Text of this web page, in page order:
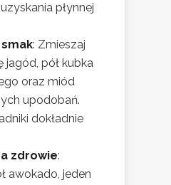
płynnej
: Zmieszaj
jagód, pół kubka
oraz miód
upodobań.
dokładnie
zdrowie:
awokado, jeden